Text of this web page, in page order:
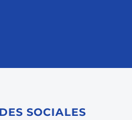
SOCIALES